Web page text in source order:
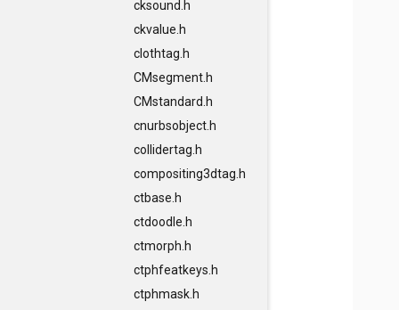
cksound.h
ckvalue.h
clothtag.h
CMsegment.h
CMstandard.h
cnurbsobject.h
collidertag.h
compositing3dtag.h
ctbase.h
ctdoodle.h
ctmorph.h
ctphfeatkeys.h
ctphmask.h